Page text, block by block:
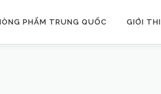
PHẨM TRUNG QUỐC GIỚI